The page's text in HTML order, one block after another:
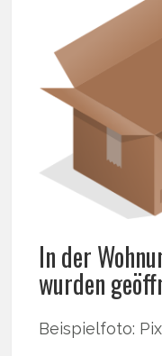
In der
wurden
Beispielfoto: